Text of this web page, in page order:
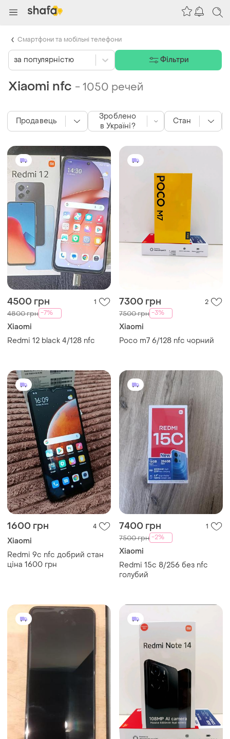
Xiaomi nfc -1050 речей
4500 грн 1
4800 грн -7%
Xiaomi
Redmi 12 black 4/128 nfc
7300 грн 2
7500 грн -3%
Xiaomi
Poco m7 6/128 nfc чорний
1600 грн 4
Xiaomi
Redmi 9c nfc добрий стан
ціна 1600 грн
7400 грн 1
7500 грн -2%
Xiaomi
Redmi 15c 8/256 без nfc
голубий
Продавець
Зроблено
в Україні?
Стан
за популярністю Фільтри
Смартфони та мобільні телефони